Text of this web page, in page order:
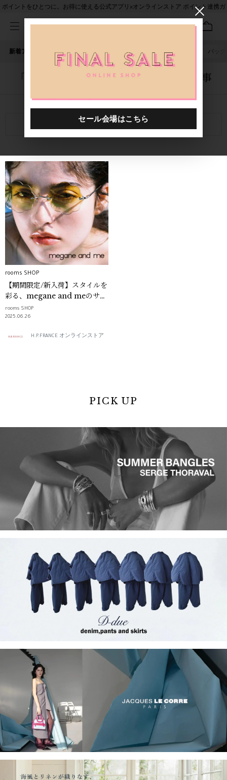
ポイントをひとつに。お得に使える公式アプリ×オンラインストア ポイント連携ガ
新着アイテム 人気ワード セール 40th限定 バッグ
「5038102.2510012.0014」に関する記事
関連キーワード
rooms SHOP
【期間限定/新入荷】スタイルを
彩る、megane and meのサン
グラス｜rooms SHOP
rooms SHOP
2025.06.26
H.P.FRANCE オンラインストア
PICK UP